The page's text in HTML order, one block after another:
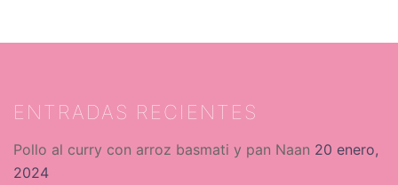
ENTRADAS RECIENTES
Pollo al curry con arroz basmati y pan Naan 20 enero,
2024